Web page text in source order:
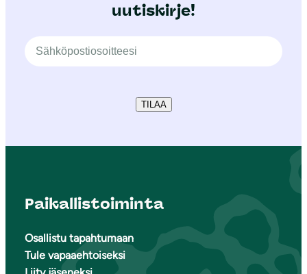
uutiskirje!
TILAA
Paikallistoiminta
Osallistu tapahtumaan
Tule vapaaehtoiseksi